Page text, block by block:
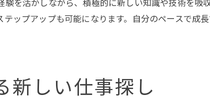
ップアップも可能になります。自分のペースで成
新しい仕事探し